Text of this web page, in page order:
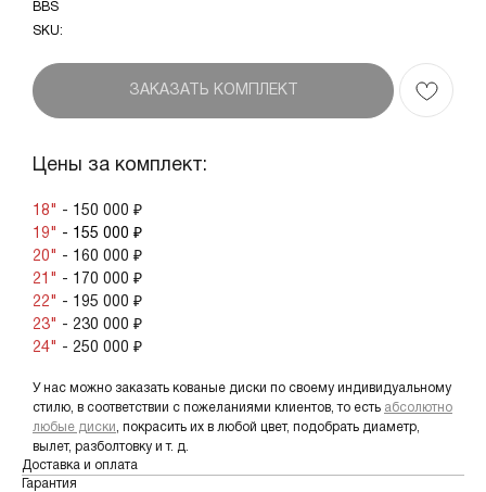
BBS
SKU:
ЗАКАЗАТЬ КОМПЛЕКТ
Цены за комплект:
18" - 150 000 ₽
19" - 155 000 ₽
20" - 160 000 ₽
21" - 170 000 ₽
22" - 195 000 ₽
23" - 230 000 ₽
24" - 250 000 ₽
У нас можно заказать кованые диски по своему индивидуальному
стилю, в соответствии с пожеланиями клиентов, то есть абсолютно
любые диски, покрасить их в любой цвет, подобрать диаметр,
вылет, разболтовку и т. д.
Доставка и оплата
Гарантия